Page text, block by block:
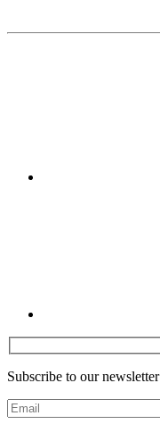
Subscribe to our newsletter